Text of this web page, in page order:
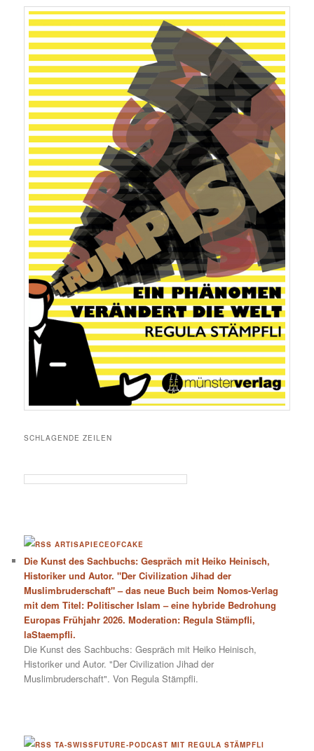
SCHLAGENDE ZEILEN
ARTISAPIECEOFCAKE
Die Kunst des Sachbuchs: Gespräch mit Heiko Heinisch,
Historiker und Autor. "Der Civilization Jihad der
Muslimbruderschaft" – das neue Buch beim Nomos-Verlag
mit dem Titel: Politischer Islam – eine hybride Bedrohung
Europas Frühjahr 2026. Moderation: Regula Stämpfli,
laStaempfli.
Die Kunst des Sachbuchs: Gespräch mit Heiko Heinisch,
Historiker und Autor. "Der Civilization Jihad der
Muslimbruderschaft". Von Regula Stämpfli.
TA-SWISSFUTURE-PODCAST MIT REGULA STÄMPFLI